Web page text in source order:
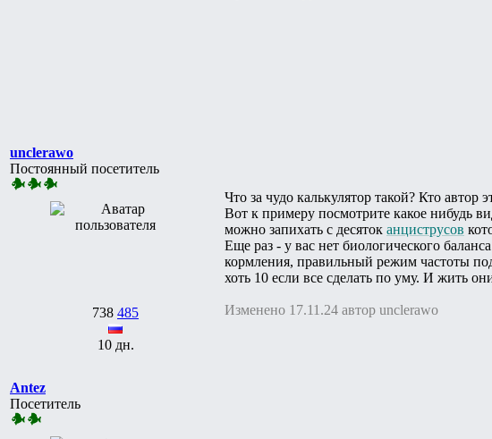
unclerawo
Постоянный посетитель
738 485
10 дн.
Что за чудо калькулятор такой? Кто автор
Вот к примеру посмотрите какое нибудь
можно запихать с десяток анциструсов
Еще раз - у вас нет биологического
кормления, правильный режим частоты
хоть 10 если все сделать по уму. И жить
Изменено 17.11.24 автор unclerawo
Antez
Посетитель